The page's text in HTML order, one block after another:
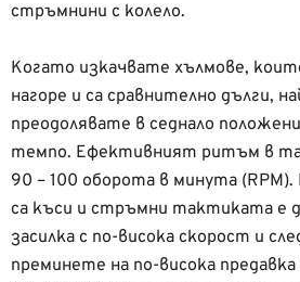
стръмнини с колело.
Когато изкачвате хълмове,
нагоре и са сравнително дълги,
преодолявате в седнало
темпо. Ефективният ритъм в
90 – 100 оборота в минута
са къси и стръмни тактиката е
засилка с по-висока скорост и
преминете на по-висока